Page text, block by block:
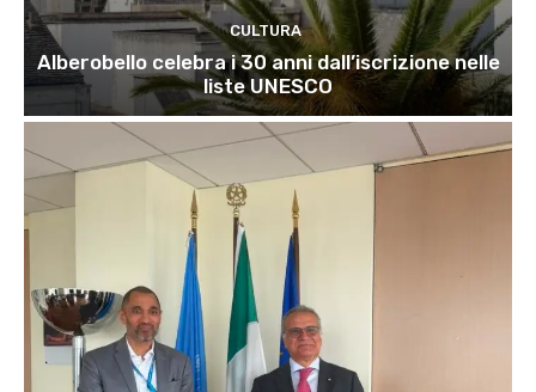
CULTURA
Alberobello celebra i 30 anni dall’iscrizione nelle
liste UNESCO